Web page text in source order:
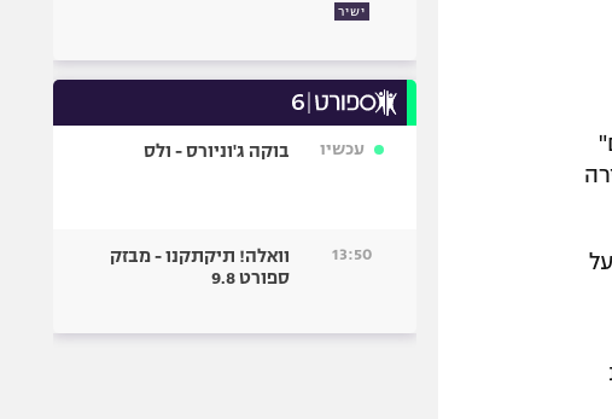
ישיר
עכשיו בוקה ג'וניורס - ולס
13:50
וואלה! תיקתקנו - מבזק
ספורט 9.8